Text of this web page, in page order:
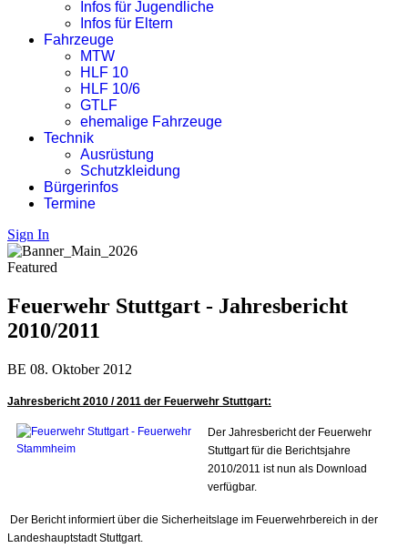
Infos für Jugendliche
Infos für Eltern
Fahrzeuge
MTW
HLF 10
HLF 10/6
GTLF
ehemalige Fahrzeuge
Technik
Ausrüstung
Schutzkleidung
Bürgerinfos
Termine
Sign In
Featured
Feuerwehr Stuttgart - Jahresbericht
2010/2011
BE 08. Oktober 2012
Jahresbericht 2010 / 2011 der Feuerwehr Stuttgart:
Der Jahresbericht der Feuerwehr
Stuttgart für die Berichtsjahre
2010/2011 ist nun als Download
verfügbar.
Der Bericht informiert über die Sicherheitslage im Feuerwehrbereich in der
Landeshauptstadt Stuttgart.